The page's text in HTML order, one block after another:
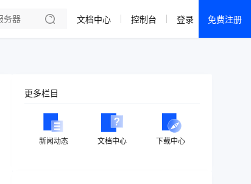
成都电信·云服务器
文档中心 控制台 登录 免费注册
更多栏目
新闻动态 文档中心 下载中心